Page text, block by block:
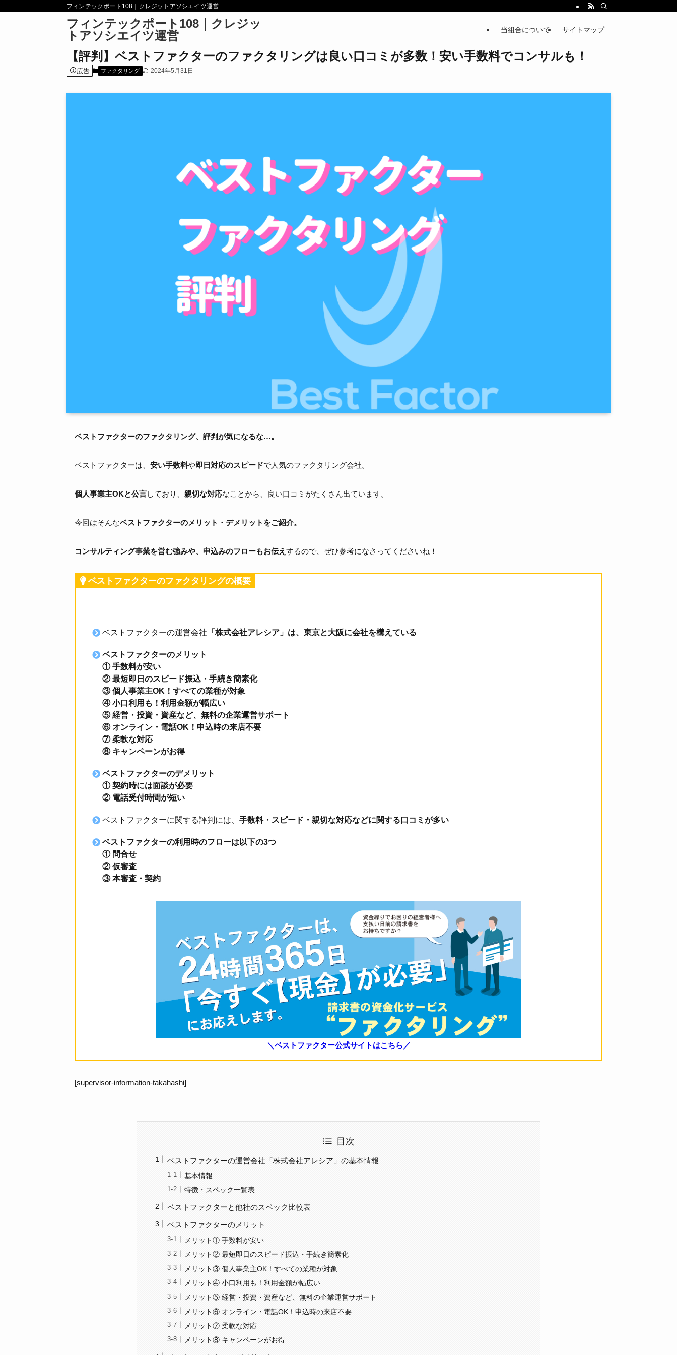
フィンテックポート108｜クレジットアソシエイツ運営
フィンテックポート108｜クレジッ
トアソシエイツ運営
当組合について サイトマップ
【評判】ベストファクターのファクタリングは良い口コミが多数！安い手数料でコンサルも！
広告 ファクタリング 2024年5月31日
ベストファクターのファクタリング、評判が気になるな…。
ベストファクターは、 安い手数料や即日対応のスピードで人気のファクタリング会社。
個人事業主OKと公言しており、 親切な対応なことから、良い口コミがたくさん出ています。
今回はそんなベストファクターのメリット・デメリットをご紹介。
コンサルティング事業を営む強みや、申込みのフローもお伝え するので、ぜひ参考になさってくださいね！
ベストファクターのファクタリングの概要
ベストファクターの運営会社 「株式会社アレシア」は、東京と大阪に会社を構えている
ベストファクターのメリット
① 手数料が安い
② 最短即日のスピード振込・手続き簡素化
③ 個人事業主OK！すべての業種が対象
④ 小口利用も！利用金額が幅広い
⑤ 経営・投資・資産など、無料の企業運営サポート
⑥ オンライン・電話OK！申込時の来店不要
⑦ 柔軟な対応
⑧ キャンペーンがお得
ベストファクターのデメリット
① 契約時には面談が必要
② 電話受付時間が短い
ベストファクターに関する評判には、 手数料・スピード・親切な対応などに関する口コミが多い
ベストファクターの利用時のフローは以下の3つ
① 問合せ
② 仮審査
③ 本審査・契約
＼ベストファクター公式サイトはこちら／
[supervisor-information-takahashi]
目次
ベストファクターの運営会社「株式会社アレシア」の基本情報
基本情報
特徴・スペック一覧表
ベストファクターと他社のスペック比較表
ベストファクターのメリット
メリット① 手数料が安い
メリット② 最短即日のスピード振込・手続き簡素化
メリット③ 個人事業主OK！すべての業種が対象
メリット④ 小口利用も！利用金額が幅広い
メリット⑤ 経営・投資・資産など、無料の企業運営サポート
メリット⑥ オンライン・電話OK！申込時の来店不要
メリット⑦ 柔軟な対応
メリット⑧ キャンペーンがお得